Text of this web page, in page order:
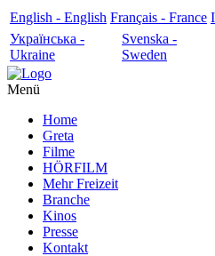
English - English Français - France
Українська -
Ukraine
Svenska -
Sweden
Menü
Home
Greta
Filme
HÖRFILM
Mehr Freizeit
Branche
Kinos
Presse
Kontakt